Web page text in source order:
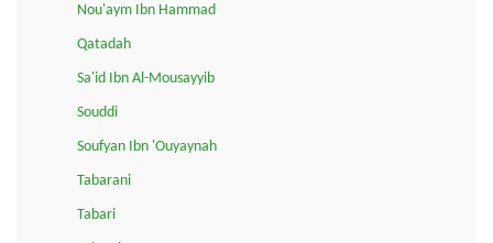
Nou'aym Ibn Hammad
Qatadah
Sa'id Ibn Al-Mousayyib
Souddi
Soufyan Ibn 'Ouyaynah
Tabarani
Tabari